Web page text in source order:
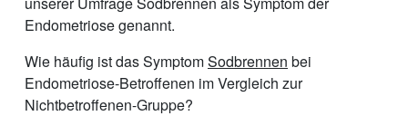
Endometriose genannt.
Wie häufig ist das SymptomSodbrennen bei
Endometriose-Betroffenen im Vergleich zur
Nichtbetroffenen-Gruppe?